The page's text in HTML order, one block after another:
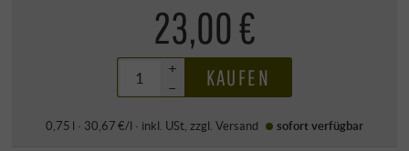
23,00 €
+
–
KAUFEN
0,75 l · 30,67 €/l · inkl. USt , zzgl.Versand sofort verfügbar